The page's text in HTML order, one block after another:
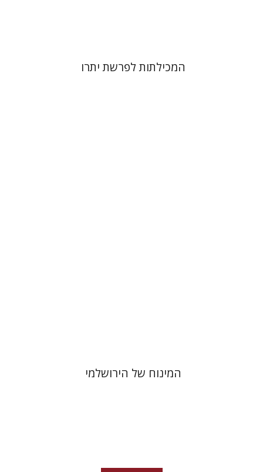
המכילתות לפרשת יתרו
המינוח של הירושלמי